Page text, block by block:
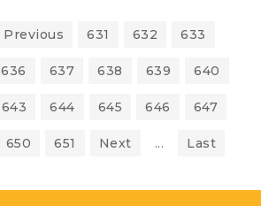
Previous 631 632 633
636 637 638 639 640
643 644 645 646 647
650 651 Next ... Last